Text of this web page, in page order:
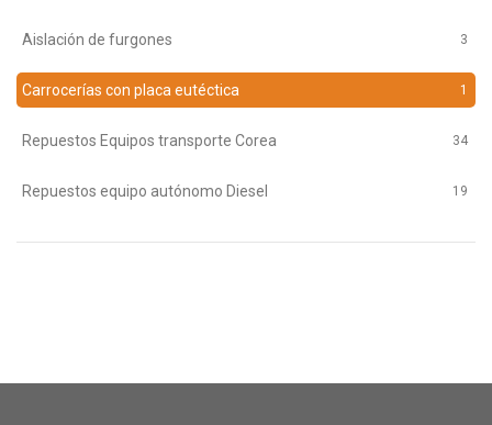
Aislación de furgones 3
Carrocerías con placa eutéctica 1
Repuestos Equipos transporte Corea 34
Repuestos equipo autónomo Diesel 19